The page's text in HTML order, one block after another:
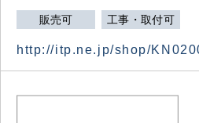
販売可 工事・取付可
http://itp.ne.jp/shop/